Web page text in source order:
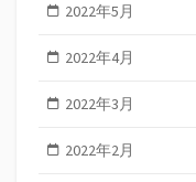
2022年5月
2022年4月
2022年3月
2022年2月